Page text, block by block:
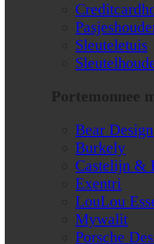
Sleuteletuis
Portemonnee
Bear Design
Burkely
Castelijn &
Exentri
LouLou
Mywalit
Porsche